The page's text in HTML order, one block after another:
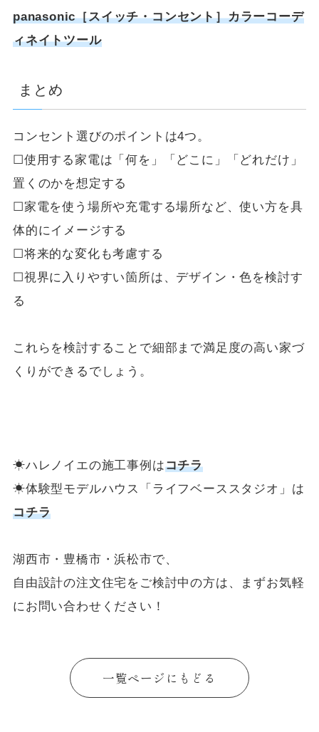
panasonic［スイッチ・コンセント］カラーコーデ
ィネイトツール
まとめ
コンセント選びのポイントは4つ。
☐使用する家電は「何を」「どこに」「どれだけ」
置くのかを想定する
☐家電を使う場所や充電する場所など、使い方を具
体的にイメージする
☐将来的な変化も考慮する
☐視界に入りやすい箇所は、デザイン・色を検討す
る
これらを検討することで細部まで満足度の高い家づ
くりができるでしょう。
☀ハレノイエの施工事例はコチラ
☀体験型モデルハウス「ライフベーススタジオ」は
コチラ
湖西市・豊橋市・浜松市で、
自由設計の注文住宅をご検討中の方は、まずお気軽
にお問い合わせください！
一覧ページにもどる